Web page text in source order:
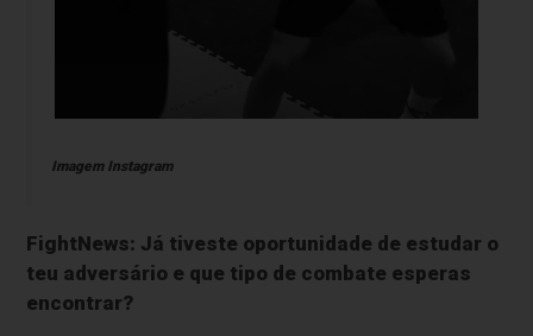
Imagem Instagram
FightNews: Já tiveste oportunidade de estudar o
teu adversário e que tipo de combate esperas
encontrar?